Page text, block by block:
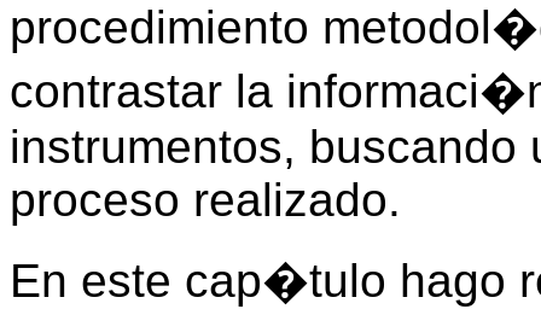
procedimiento
contrastar la
instrumentos, buscando
proceso realizado.
En este cap�tulo hago